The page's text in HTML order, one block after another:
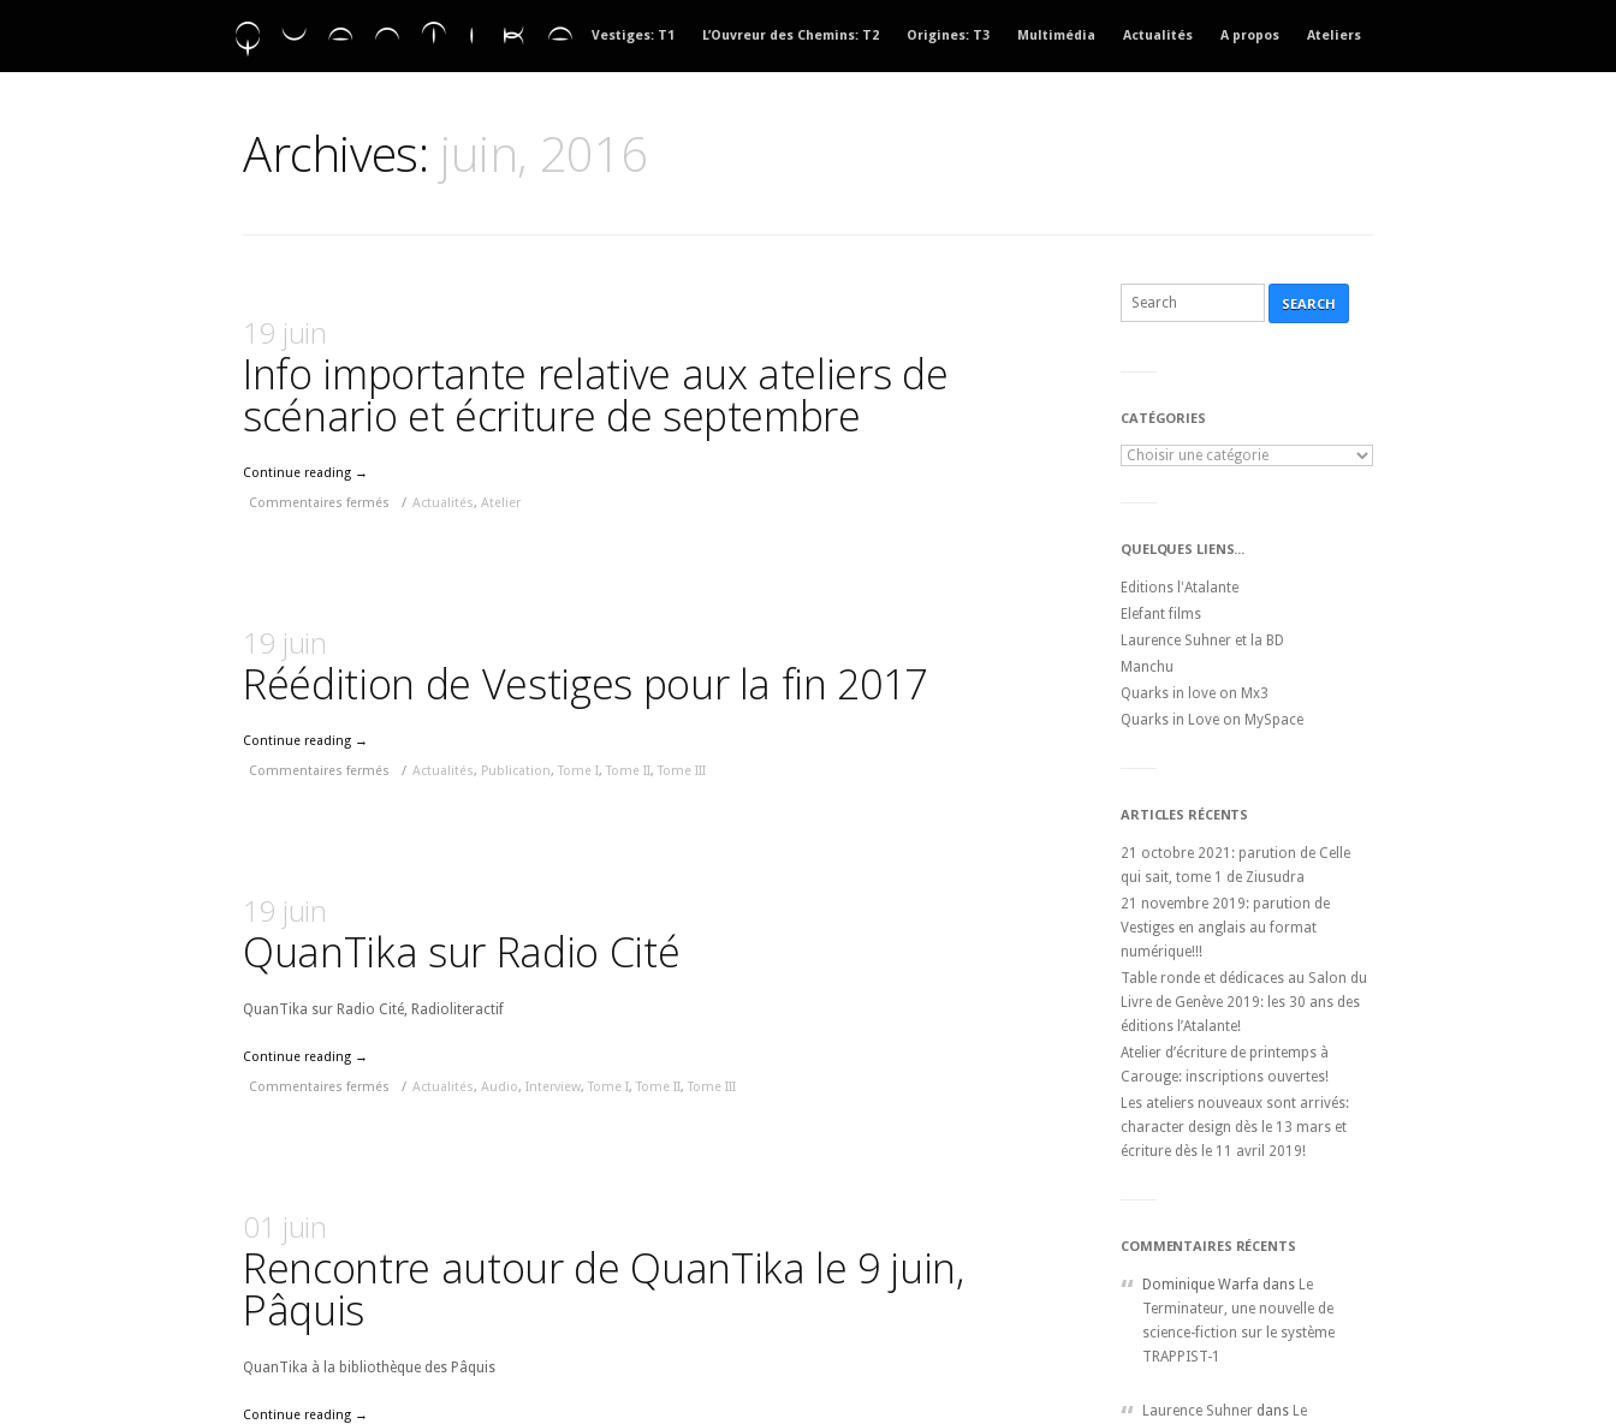
Vestiges: T1 L’Ouvreur des Chemins: T2 Origines: T3 Multimédia Actualités A propos Ateliers
Archives: juin, 2016
19 juin
Info importante relative aux ateliers de
scénario et écriture de septembre
Continue reading →
Commentaires fermés
/ Actualités, Atelier
19 juin
Réédition de Vestiges pour la fin 2017
Continue reading →
Commentaires fermés
/ Actualités, Publication, Tome I, Tome II, Tome III
19 juin
QuanTika sur Radio Cité
QuanTika sur Radio Cité, Radioliteractif
Continue reading →
Commentaires fermés
/ Actualités, Audio, Interview, Tome I, Tome II, Tome III
01 juin
Rencontre autour de QuanTika le 9 juin,
Pâquis
QuanTika à la bibliothèque des Pâquis
Continue reading →
SEARCH
CATÉGORIES
QUELQUES LIENS...
Editions l'Atalante
Elefant films
Laurence Suhner et la BD
Manchu
Quarks in love on Mx3
Quarks in Love on MySpace
ARTICLES RÉCENTS
21 octobre 2021: parution de Celle
qui sait, tome 1 de Ziusudra
21 novembre 2019: parution de
Vestiges en anglais au format
numérique!!!
Table ronde et dédicaces au Salon du
Livre de Genève 2019: les 30 ans des
éditions l’Atalante!
Atelier d’écriture de printemps à
Carouge: inscriptions ouvertes!
Les ateliers nouveaux sont arrivés:
character design dès le 13 mars et
écriture dès le 11 avril 2019!
COMMENTAIRES RÉCENTS
Dominique Warfa dans Le
Terminateur, une nouvelle de
science-fiction sur le système
TRAPPIST-1
Laurence Suhner dans Le